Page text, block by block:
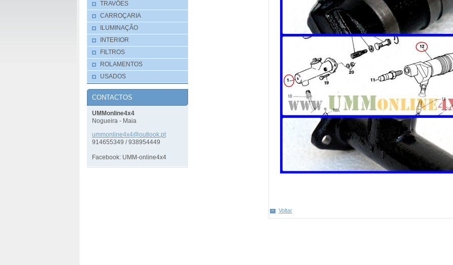
Voltar
TRAVÕES
CARROÇARIA
ILUMINAÇÃO
INTERIOR
FILTROS
ROLAMENTOS
USADOS
CONTACTOS
UMMonline4x4
Nogueira - Maia
ummonline4x4@out look.pt
914655349 / 938954449
Facebook: UMM-online4x4